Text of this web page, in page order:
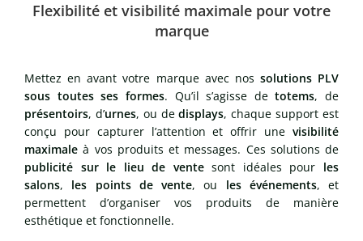
Flexibilité et visibilité maximale pour votre
marque
Mettez en avant votre marque avec nos solutions PLV
sous toutes ses formes. Qu’il s’agisse detotems, de
présentoirs, d’urnes, ou dedisplays, chaque support est
conçu pour capturer l’attention et offrir une visibilité
maximale à vos produits et messages. Ces solutions de
publicité sur le lieu de ventesont idéales pour les
salons, les points de vente, ou les événements, et
permettent d’organiser vos produits de manière
esthétique et fonctionnelle.